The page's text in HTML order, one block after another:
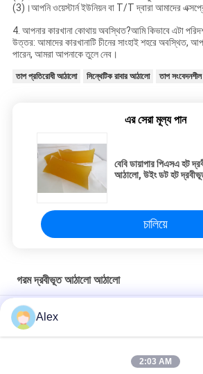
(3)।আপনি ওয়েস্টার্ন ইউনিয়ন বা T/T দ্বারা আমাদের
4. আপনার কারখানা কোথায় অবস্থিত?আমি কিভাবে এটা
উত্তর: আমাদের কারখানাটি চীনের সাংহাই শহরে অবস্থিত,
পারেন, আমরা আপনাকে তুলে নেব।
তাপ প্রতিরোধী আঠালো সিন্থেটিক রাবার আঠালো তাপ
এর সেরা মূল্য পান
বেবি ডায়াপার পিএসএ হট
আঠালো, উইং ডট হট
চালিয়ে
গরম দ্রবীভূত আঠালো আঠালো
স্যানিটারি ন্যাপকিন বেবি ডায়াপার তৈরির জন্য ওয়াটার
সিন্থেটিক রাবার স্যানিটারি প্যাডগুলির জন্য গরম
সিন্থেটিক রাবার বেবি প্রাপ্ত বয়স্ক ডায়াপারগুলির জন্য
Alex
2:03 AM